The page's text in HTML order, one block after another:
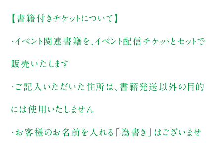
【書籍付きチケットについて】
・イベント関連書籍を、イベント配信チケットとセットで
販売いたします
・ご記入いただいた住所は、書籍発送以外の目的
には使用いたしません
・お客様のお名前を入れる「為書き」はございませ